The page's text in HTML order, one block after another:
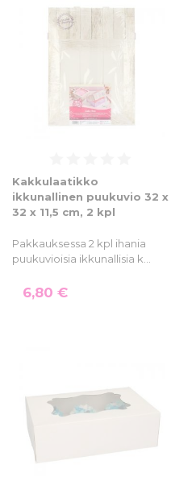
Kakkulaatikko
ikkunallinen puukuvio 32 x
32 x 11,5 cm, 2 kpl
Pakkauksessa 2 kpl ihania
puukuvioisia ikkunallisia k…
6,80 €